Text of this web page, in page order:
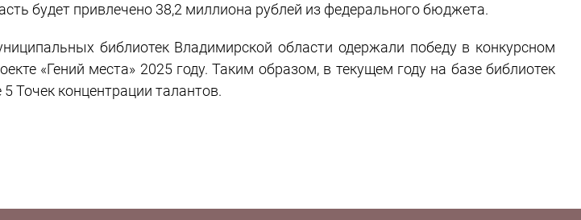
будет привлечено 38,2 миллиона рублей из федерального бюджета.
библиотек Владимирской области одержали победу в конкурсном
«Гений места» 2025 году. Таким образом, в текущем году на базе библиотек
Точек концентрации талантов.